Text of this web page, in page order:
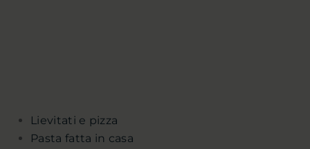
Lievitati e pizza
Pasta fatta in casa